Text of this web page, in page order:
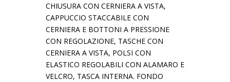
CHIUSURA CON CERNIERA A VISTA,
CAPPUCCIO STACCABILE CON
CERNIERA E BOTTONI A PRESSIONE
CON REGOLAZIONE, TASCHE CON
CERNIERA A VISTA, POLSI CON
ELASTICO REGOLABILI CON ALAMARO E
VELCRO, TASCA INTERNA. FONDO